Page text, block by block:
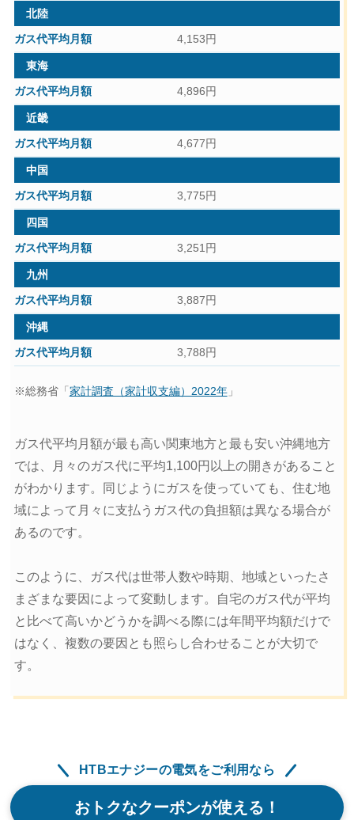
北陸
4,153円
東海
4,896円
近畿
4,677円
中国
3,775円
四国
3,251円
九州
3,887円
沖縄
3,788円
※総務省「 家計調査（家計収支編）2022年」
ガス代平均月額が最も高い関東地方と最も安い沖縄地方
では、月々のガス代に平均1,100円以上の開きがあること
がわかります。同じようにガスを使っていても、住む地
域によって月々に支払うガス代の負担額は異なる場合が
あるのです。
このように、ガス代は世帯人数や時期、地域といったさ
まざまな要因によって変動します。自宅のガス代が平均
と比べて高いかどうかを調べる際には年間平均額だけで
はなく、複数の要因とも照らし合わせることが大切で
す。
HTBエナジーの電気をご利用なら
おトクなクーポンが使える！